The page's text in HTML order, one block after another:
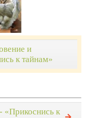
и
к тайнам»
«Прикоснись к